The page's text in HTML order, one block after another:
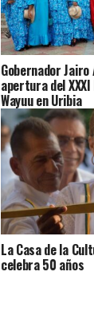
Gobernador
apertura del
Wayuu en Uribia
La Casa de la
celebra 50 años